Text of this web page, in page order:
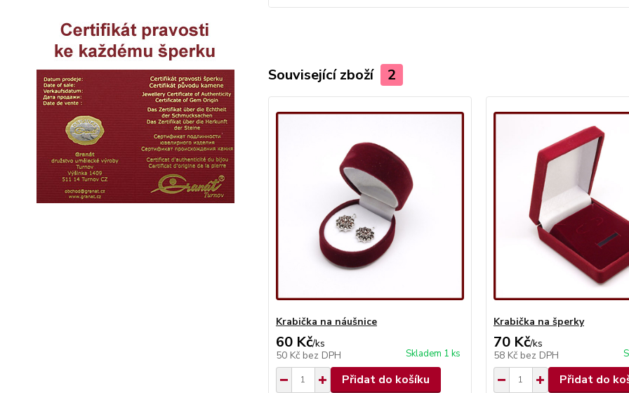
Související zboží 2
Krabička na náušnice
60 Kč/ks
50 Kč bez DPH Skladem 1 ks
Přidat do košíku
Krabička na šperky
70 Kč/ks
58 Kč bez DPH
Přidat do